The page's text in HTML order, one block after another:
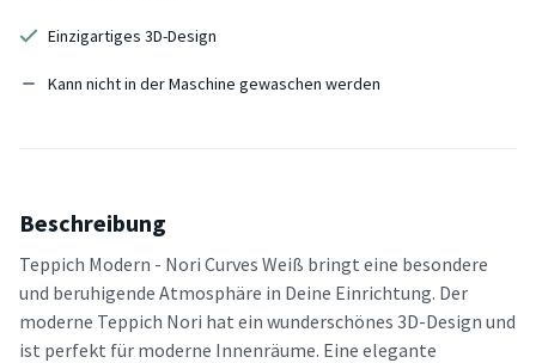
Einzigartiges 3D-Design
Kann nicht in der Maschine gewaschen werden
Beschreibung
Teppich Modern - Nori Curves Weiß bringt eine besondere
und beruhigende Atmosphäre in Deine Einrichtung. Der
moderne Teppich Nori hat ein wunderschönes 3D-Design und
ist perfekt für moderne Innenräume. Eine elegante